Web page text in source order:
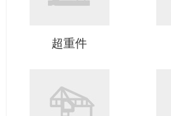
超重件